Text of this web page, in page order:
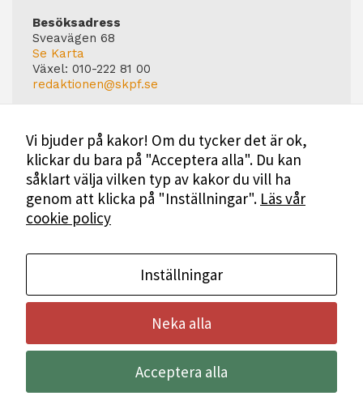
Besöksadress
Sveavägen 68
Se Karta
Växel: 010-222 81 00
redaktionen@skpf.se
Markus Dahlberg
Tel: 0720-88 17 17
markus.dahlberg@skpf.se
Annonsering
Swartling & Bergström Media
Birger Jarlsgatan 110
Tel: 08-545 160 60
Bli medlem i SKPF
Annonsera
Vi bjuder på kakor! Om du tycker det är ok,
klickar du bara på "Acceptera alla". Du kan
såklart välja vilken typ av kakor du vill ha
genom att klicka på "Inställningar". Läs vår
cookie policy
Inställningar
Neka alla
Acceptera alla